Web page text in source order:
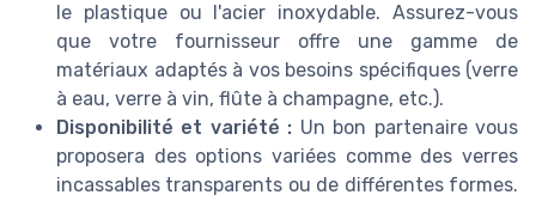
le plastique ou l'acier inoxydable. Assurez-vous
que votre fournisseur offre une gamme de
matériaux adaptés à vos besoins spécifiques (verre
à eau, verre à vin, flûte à champagne, etc.).
Disponibilité et variété : Un bon partenaire vous
proposera des options variées comme des verres
incassables transparents ou de différentes formes.